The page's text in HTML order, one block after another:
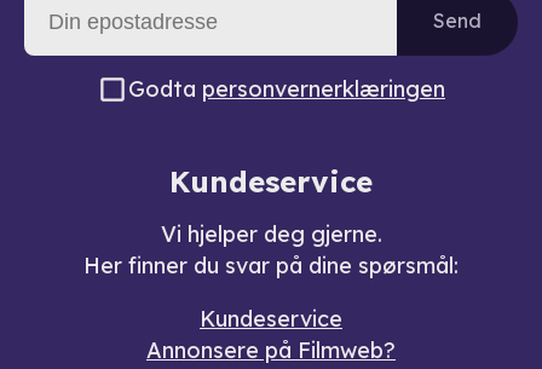
Send
Godta personvernerklæringen
Kundeservice
Vi hjelper deg gjerne.
Her finner du svar på dine spørsmål:
Kundeservice
Annonsere på Filmweb?